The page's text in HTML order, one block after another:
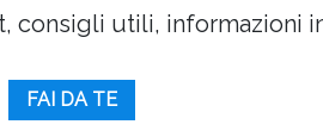
consigli utili, informazioni
FAI DA TE